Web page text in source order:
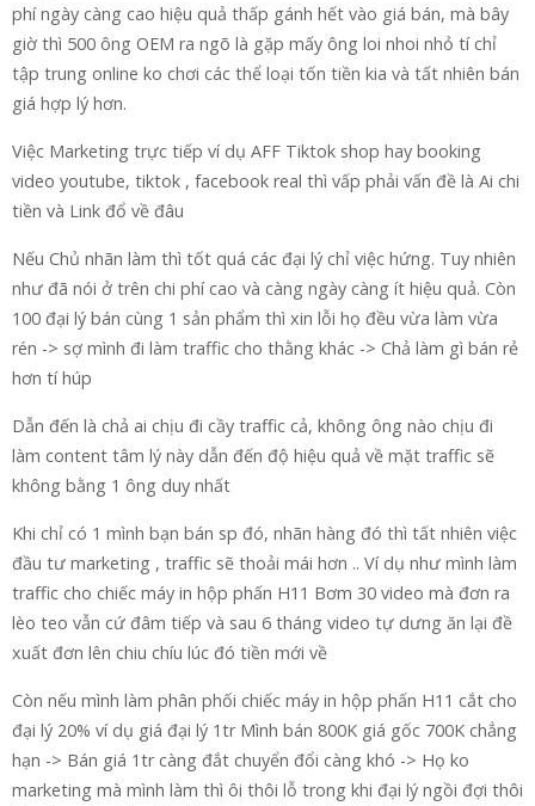
phí ngày càng cao hiệu quả thấp gánh hết vào giá bán, mà bây
giờ thì 500 ông OEM ra ngõ là gặp mấy ông loi nhoi nhỏ tí chỉ
tập trung online ko chơi các thể loại tốn tiền kia và tất nhiên bán
giá hợp lý hơn.
Việc Marketing trực tiếp ví dụ AFF Tiktok shop hay booking
video youtube, tiktok , facebook real thì vấp phải vấn đề là Ai chi
tiền và Link đổ về đâu
Nếu Chủ nhãn làm thì tốt quá các đại lý chỉ việc hứng. Tuy nhiên
như đã nói ở trên chi phí cao và càng ngày càng ít hiệu quả. Còn
100 đại lý bán cùng 1 sản phẩm thì xin lỗi họ đều vừa làm vừa
rén -> sợ mình đi làm traffic cho thằng khác -> Chả làm gì bán rẻ
hơn tí húp
Dẫn đến là chả ai chịu đi cầy traffic cả, không ông nào chịu đi
làm content tâm lý này dẫn đến độ hiệu quả về mặt traffic sẽ
không bằng 1 ông duy nhất
Khi chỉ có 1 mình bạn bán sp đó, nhãn hàng đó thì tất nhiên việc
đầu tư marketing , traffic sẽ thoải mái hơn .. Ví dụ như mình làm
traffic cho chiếc máy in hộp phấn H11 Bơm 30 video mà đơn ra
lèo teo vẫn cứ đâm tiếp và sau 6 tháng video tự dưng ăn lại đề
xuất đơn lên chiu chíu lúc đó tiền mới về
Còn nếu mình làm phân phối chiếc máy in hộp phấn H11 cắt cho
đại lý 20% ví dụ giá đại lý 1tr Mình bán 800K giá gốc 700K chẳng
hạn -> Bán giá 1tr càng đắt chuyển đổi càng khó -> Họ ko
marketing mà mình làm thì ôi thôi lỗ trong khi đại lý ngồi đợi thôi